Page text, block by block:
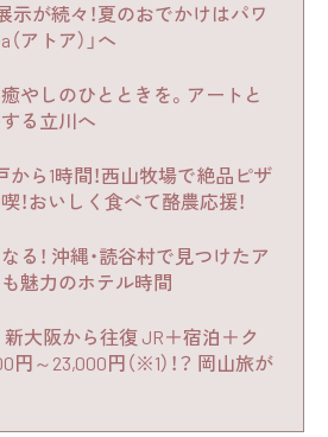
が続々！夏のおでかけはパワ
アトア）」へ
やしのひとときを。アートと
る立川へ
から1時間！西山牧場で絶品ピザ
！おいしく食べて酪農応援！
！ 沖縄・読谷村で見つけたア
魅力のホテル時間
大阪から往復 JR＋宿泊＋ク
円～23,000円（※1）！？ 岡山旅が